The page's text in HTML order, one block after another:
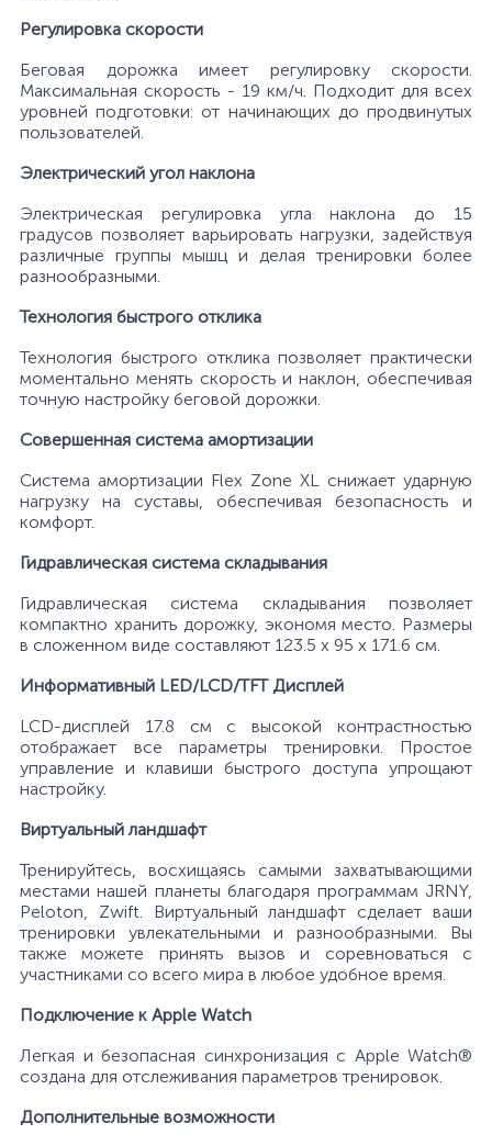
Регулировка скорости
Беговая дорожка имеет регулировку скорости.
Максимальная скорость - 19 км/ч. Подходит для всех
уровней подготовки: от начинающих до продвинутых
пользователей.
Электрический угол наклона
Электрическая регулировка угла наклона до 15
градусов позволяет варьировать нагрузки, задействуя
различные группы мышц и делая тренировки более
разнообразными.
Технология быстрого отклика
Технология быстрого отклика позволяет практически
моментально менять скорость и наклон, обеспечивая
точную настройку беговой дорожки.
Совершенная система амортизации
Система амортизации Flex Zone XL снижает ударную
нагрузку на суставы, обеспечивая безопасность и
комфорт.
Гидравлическая система складывания
Гидравлическая система складывания позволяет
компактно хранить дорожку, экономя место. Размеры
в сложенном виде составляют 123.5 х 95 х 171.6 см.
Информативный LED/LCD/TFT Дисплей
LCD-дисплей 17.8 см с высокой контрастностью
отображает все параметры тренировки. Простое
управление и клавиши быстрого доступа упрощают
настройку.
Виртуальный ландшафт
Тренируйтесь, восхищаясь самыми захватывающими
местами нашей планеты благодаря программам JRNY,
Peloton, Zwift. Виртуальный ландшафт сделает ваши
тренировки увлекательными и разнообразными. Вы
также можете принять вызов и соревноваться с
участниками со всего мира в любое удобное время.
Подключение к Apple Watch
Легкая и безопасная синхронизация с Apple Watch®
создана для отслеживания параметров тренировок.
Дополнительные возможности